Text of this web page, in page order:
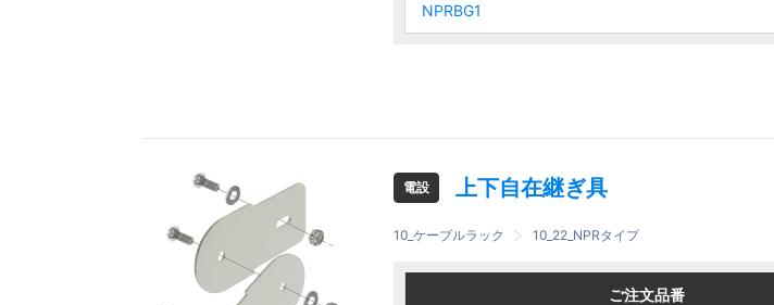
レ
NPRBG1
レ
NPRBG1
電設 上下自在継ぎ具
10_ケーブルラック 10_22_NPRタイプ
ご注文品番
ご注文品番